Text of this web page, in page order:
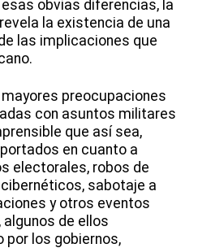
obvias diferencias, la
la existencia de una
las implicaciones que
preocupaciones
con asuntos militares
que así sea,
en cuanto a
electorales, robos de
sabotaje a
y otros eventos
de ellos
por los gobiernos,